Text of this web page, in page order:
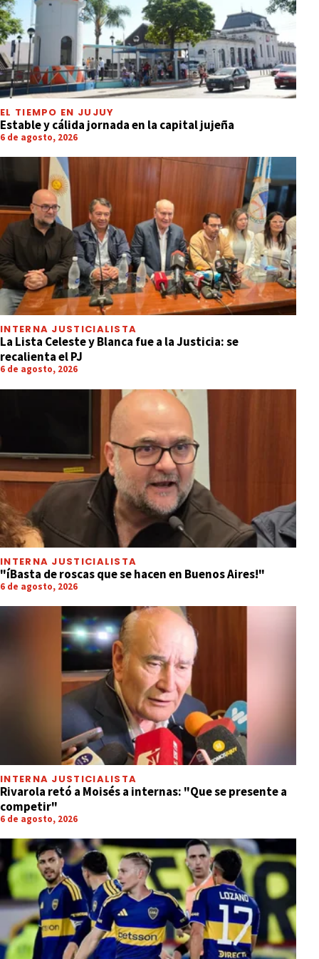
EL TIEMPO EN JUJUY
Estable y cálida jornada en la capital jujeña
6 de agosto, 2026
INTERNA JUSTICIALISTA
La Lista Celeste y Blanca fue a la Justicia: se
recalienta el PJ
6 de agosto, 2026
INTERNA JUSTICIALISTA
"íBasta de roscas que se hacen en Buenos Aires!"
6 de agosto, 2026
INTERNA JUSTICIALISTA
Rivarola retó a Moisés a internas: "Que se presente a
competir"
6 de agosto, 2026